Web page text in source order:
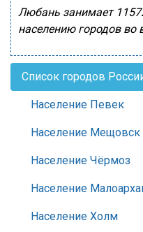
Любань занимает
населению городов во
Список городов
Население Певек
Население Мещовск
Население Чёрмоз
Население
Население Холм